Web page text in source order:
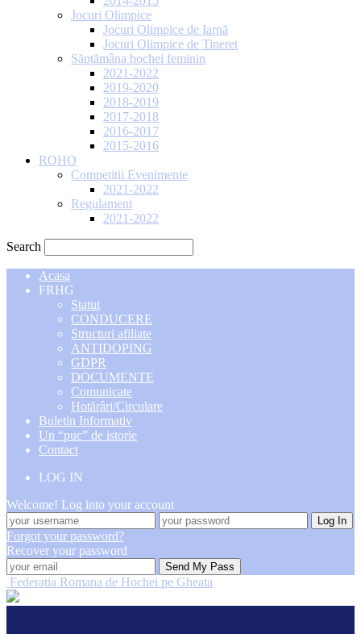
Jocuri Olimpice
Jocuri Olimpice de Iarnă
Jocuri Olimpice de Tineret
Săptămâna hochei feminin
2021-2022
2019-2020
2018-2019
2017-2018
2016-2017
2015-2016
ROHO
Competitii Evenimente
2021-2022
Regulament
2021-2022
Search
Acasa
FRHG
Statut
CONDUCERE
Structuri afiliate
ANTIDOPING
GDPR
DOCUMENTE
Comunicate
Hotărâri/Circulare
Buletin Informativ
Un “puc” de istorie
Contact
LOG IN
Welcome! Log into your account
Forgot your password?
Recover your password
Federatia Romana de Hochei pe Gheata